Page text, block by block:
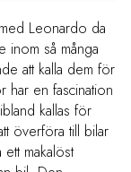
Leonardo da
inom så många
att kalla dem för
har en fascination
kallas för
överföra till bilar
makalöst